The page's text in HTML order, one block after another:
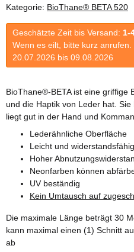
Kategorie: BioThane® BETA 520
Geschätzte Zeit bis Versand: 1-
Wenn es eilt, bitte kurz
20.07.2026 bis 09.08.2026
BioThane®-BETA ist eine griffige
und die Haptik von Leder hat.
liegt gut in der Hand und
Lederähnliche Oberfläche
Leicht und widerstandsfähig
Hoher
Neonfarben können
UV beständig
Kein Umtausch auf
Die maximale Länge beträgt 30
kann maximal einen (1) Schnitt
ab